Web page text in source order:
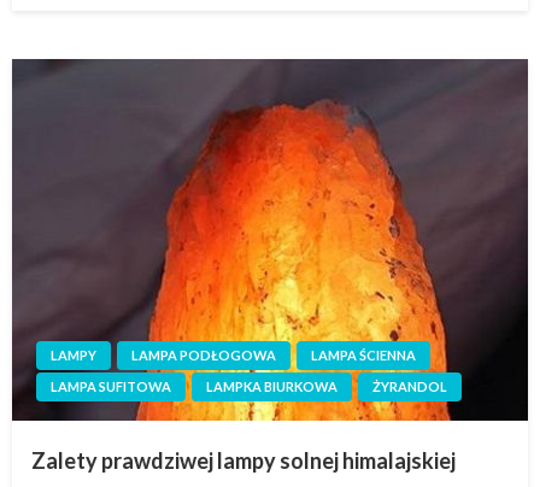
LAMPY LAMPA PODŁOGOWA
LAMPA ŚCIENNA
LAMPA SUFITOWA
LAMPKA BIURKOWA ŻYRANDOL
Zalety prawdziwej lampy solnej himalajskiej